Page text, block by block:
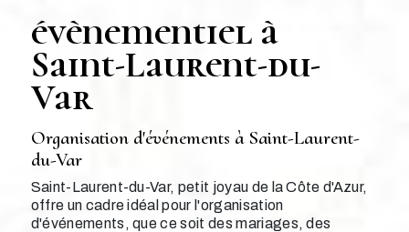
évènementiel à
Saint-Laurent-du-
Var
Organisation d'événements à Saint-Laurent-
du-Var
Saint-Laurent-du-Var, petit joyau de la Côte d'Azur,
offre un cadre idéal pour l'organisation
d'événements, que ce soit des mariages, des